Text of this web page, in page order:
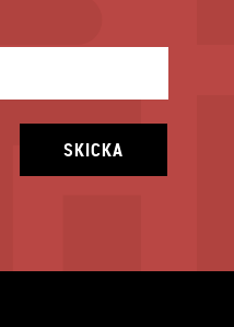
SKICKA